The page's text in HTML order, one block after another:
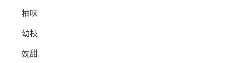
柚味
幼枝
妉甜.